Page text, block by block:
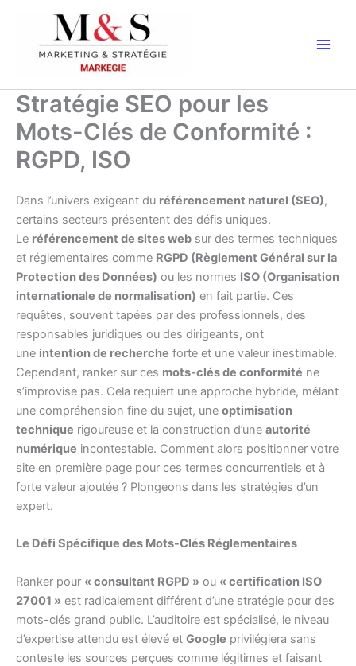
contenu
Stratégie SEO pour les
Mots-Clés de Conformité :
RGPD, ISO
Dans l’univers exigeant du référencement naturel (SEO),
certains secteurs présentent des défis uniques.
Le référencement de sites web sur des termes techniques
et réglementaires comme RGPD (Règlement Général sur la
Protection des Données) ou les normes ISO (Organisation
internationale de normalisation) en fait partie. Ces
requêtes, souvent tapées par des professionnels, des
responsables juridiques ou des dirigeants, ont
une intention de recherche forte et une valeur inestimable.
Cependant, ranker sur ces mots-clés de conformité ne
s’improvise pas. Cela requiert une approche hybride, mêlant
une compréhension fine du sujet, une optimisation
technique rigoureuse et la construction d’une autorité
numérique incontestable. Comment alors positionner votre
site en première page pour ces termes concurrentiels et à
forte valeur ajoutée ? Plongeons dans les stratégies d’un
expert.
Le Défi Spécifique des Mots-Clés Réglementaires
Ranker pour « consultant RGPD » ou « certification ISO
27001 » est radicalement différent d’une stratégie pour des
mots-clés grand public. L’auditoire est spécialisé, le niveau
d’expertise attendu est élevé et Google privilégiera sans
conteste les sources perçues comme légitimes et faisant